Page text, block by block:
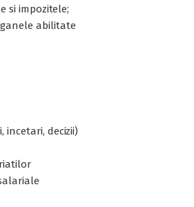
si impozitele;
abilitate
decizii)